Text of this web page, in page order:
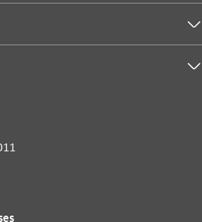
seta_baixo
seta_baixo